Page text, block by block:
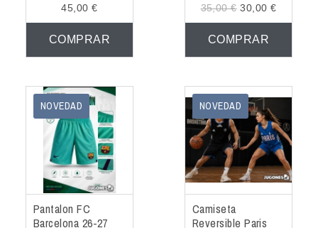
45,00 €
COMPRAR
35,00 €30,00 €
COMPRAR
NOVEDAD
Pantalon FC
Barcelona 26-27
NOVEDAD
Camiseta
Reversible Paris